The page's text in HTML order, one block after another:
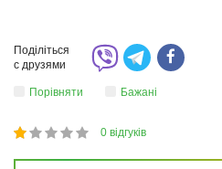
Поділіться
с друзями
Порівняти Бажані
20
1
2
3
4
5 0 відгуків